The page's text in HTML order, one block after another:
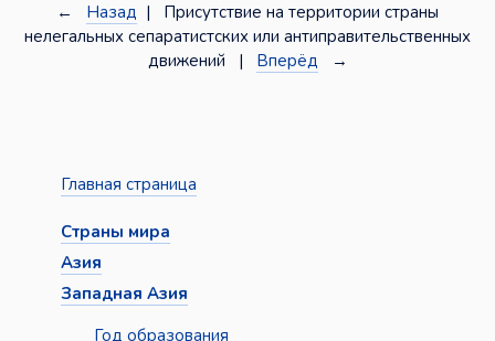
← Назад | Присутствие на территории страны
нелегальных сепаратистских или антиправительственных
движений | Вперёд →
Главная страница
Страны мира
Азия
Западная Азия
Год образования